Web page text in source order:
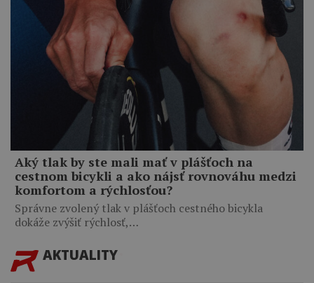
Aký tlak by ste mali mať v plášťoch na
cestnom bicykli a ako nájsť rovnováhu medzi
komfortom a rýchlosťou?
Správne zvolený tlak v plášťoch cestného bicykla
dokáže zvýšiť rýchlosť,…
AKTUALITY